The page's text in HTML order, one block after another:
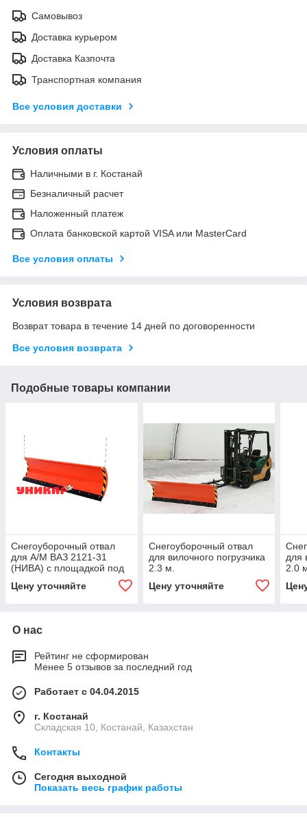
Самовывоз
Доставка курьером
Доставка Казпочта
Транспортная компания
Все условия доставки
Условия оплаты
Наличными в г. Костанай
Безналичный расчет
Наложенный платеж
Оплата банковской картой VISA или MasterCard
Все условия оплаты
Условия возврата
Возврат товара в течение 14 дней по договоренности
Все условия возврата
Подобные товары компании
Снегоуборочный отвал
для А/М ВАЗ 2121-31
(НИВА) с площадкой под
Цену уточняйте
Снегоуборочный отвал
для вилочного погрузчика
2.3 м.
Цену уточняйте
для
2.0
О нас
Рейтинг не сформирован
Менее 5 отзывов за последний год
Работает с 04.04.2015
г. Костанай
Складская 10, Костанай, Казахстан
Контакты
Сегодня выходной
Показать весь график работы